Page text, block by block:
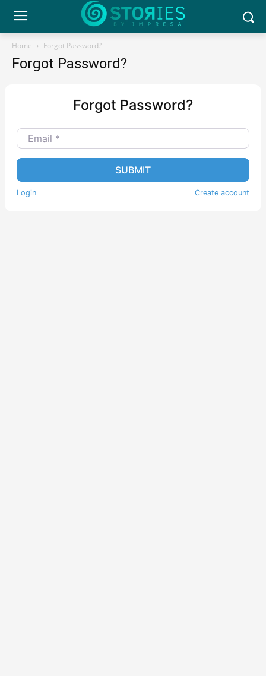
Home Forgot Password?
Forgot Password?
Forgot Password?
Email*
SUBMIT
Login Create account